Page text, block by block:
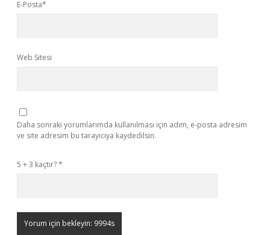
E-Posta*
Web Sitesi
Daha sonraki yorumlarımda kullanılması için adım, e-posta adresim
ve site adresim bu tarayıcıya kaydedilsin.
5 + 3 kaçtır?*